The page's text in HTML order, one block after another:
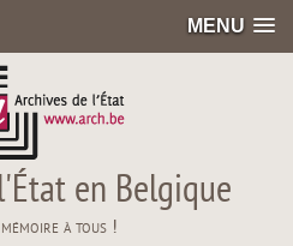
MENU
en Belgique
à tous !